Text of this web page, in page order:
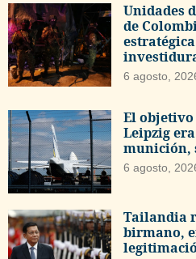
Unidades
de
6 agosto,
El
Leipzig
munición,
6 agosto,
Tailandia
birmano,